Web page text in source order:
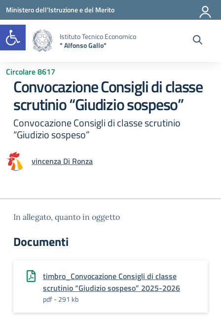
Open toolbar
Vai ai contenuti
Vai al menu di navigazione
Vai al footer
Ministero dell'Istruzione e del Merito
Istituto Tecnico Economico
" Alfonso Gallo"
Circolare 8617
Convocazione Consigli di classe
scrutinio “Giudizio sospeso”
Convocazione Consigli di classe scrutinio
“Giudizio sospeso”
vincenza Di Ronza
In allegato, quanto in oggetto
Documenti
timbro_Convocazione Consigli di classe
scrutinio “Giudizio sospeso” 2025-2026
pdf - 291 kb